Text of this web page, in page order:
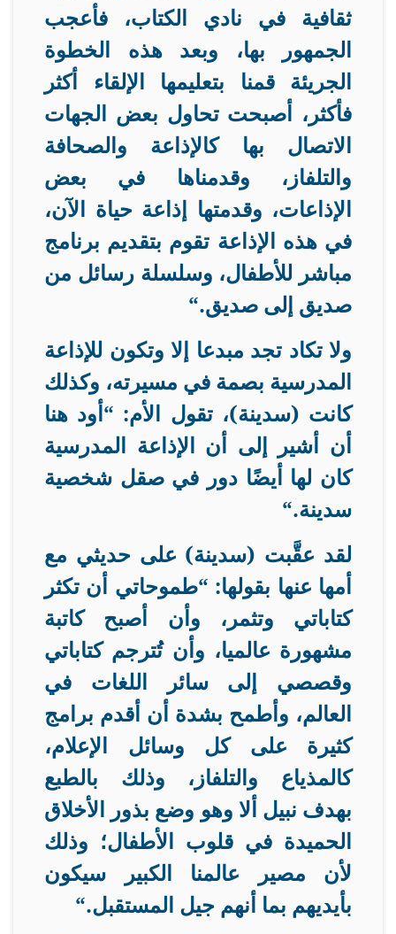
ثقافية في نادي الكتاب، فأعجب
الجمهور بها، وبعد هذه الخطوة
الجريئة قمنا بتعليمها الإلقاء أكثر
فأكثر، أصبحت تحاول بعض الجهات
الاتصال بها كالإذاعة والصحافة
والتلفاز، وقدمناها في بعض
الإذاعات، وقدمتها إذاعة حياة الآن،
في هذه الإذاعة تقوم بتقديم برنامج
مباشر للأطفال، وسلسلة رسائل من
صديق إلى صديق“.
ولا تكاد تجد مبدعا إلا وتكون للإذاعة
المدرسية بصمة في مسيرته، وكذلك
كانت (سدينة)، تقول الأم: “أود هنا
أن أشير إلى أن الإذاعة المدرسية
كان لها أيضًا دور في صقل شخصية
سدينة“.
لقد عقَّبت (سدينة) على حديثي مع
أمها عنها بقولها: “طموحاتي أن تكثر
كتاباتي وتثمر، وأن أصبح كاتبة
مشهورة عالميا، وأن تُترجم كتاباتي
وقصصي إلى سائر اللغات في
العالم، وأطمح بشدة أن أقدم برامج
كثيرة على كل وسائل الإعلام،
كالمذياع والتلفاز، وذلك بالطبع
بهدف نبيل ألا وهو وضع بذور الأخلاق
الحميدة في قلوب الأطفال؛ وذلك
لأن مصير عالمنا الكبير سيكون
بأيديهم بما أنهم جيل المستقبل“.